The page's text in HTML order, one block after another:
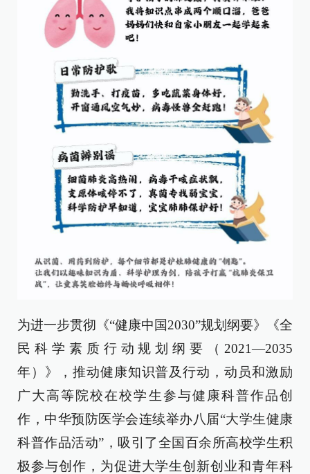
为进一步贯彻《“健康中国2030”规划纲要》《全
民科学素质行动规划纲要（2021—2035
年）》，推动健康知识普及行动，动员和激励
广大高等院校在校学生参与健康科普作品创
作，中华预防医学会连续举办八届“大学生健康
科普作品活动”，吸引了全国百余所高校学生积
极参与创作，为促进大学生创新创业和青年科